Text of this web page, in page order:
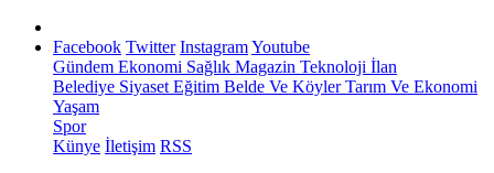
Facebook Twitter InstagramYoutube
Gündem Ekonomi Sağlık Magazin Teknoloji İlan
Belediye Siyaset Eğitim Belde Ve KöylerTarım Ve Ekonomi
Yaşam
Spor
Künye İletişim RSS